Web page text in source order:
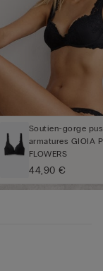
Soutien-gorge
armatures GIOIA
FLOWERS
44,90 €